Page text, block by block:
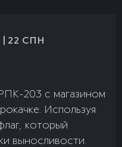
22 СПН
203 с магазином
Используя
который
выносливости.